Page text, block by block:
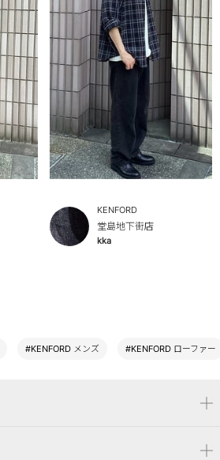
KENFORD
堂島地下街店
kka
#KENFORD メンズ #KENFORD ローファー